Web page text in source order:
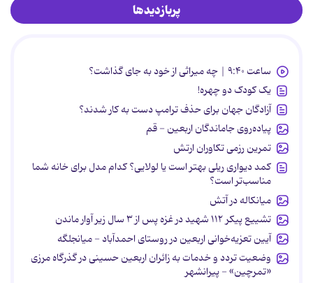
پربازدیدها
ساعت ۹:۴۰ | چه میراثی از خود به جای گذاشت؟
یک کودک دو چهره!
آزادگان جهان برای حذف ترامپ دست به کار شدند؟
پیاده‌روی جاماندگان اربعین - قم
تمرین رزمی تکاوران ارتش
کمد دیواری ریلی بهتر است یا لولایی؟ کدام مدل برای خانه شما
مناسب‌تر است؟
میانکاله در آتش
تشییع پیکر ۱۱۲ شهید در غزه پس از ۳ سال زیر آوار ماندن
آیین تعزیه‌خوانی اربعین در روستای احمدآباد - میانجلگه
وضعیت تردد و خدمات به زائران اربعین حسینی در گذرگاه مرزی
«تمرچین» - پیرانشهر